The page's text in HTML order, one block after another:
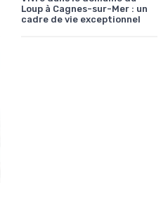
Loup à Cagnes-sur-Mer : un
cadre de vie exceptionnel